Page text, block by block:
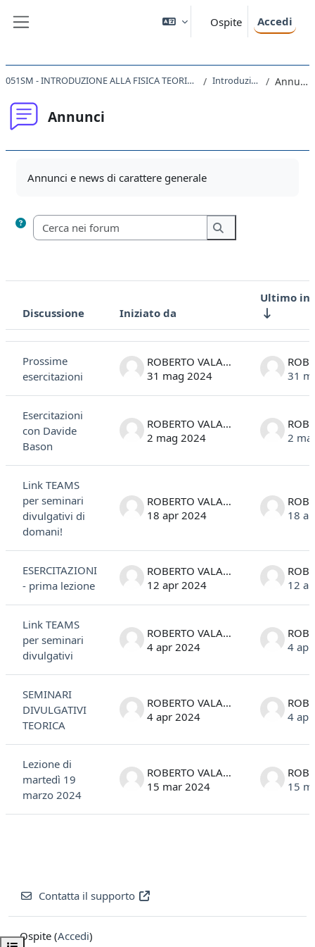
Ospite Accedi
051SM - INTRODUZIONE ALLA FISICA TEORICA 2023 Introduzione Annunci
Annunci
Annunci e news di carattere generale
Cerca nei forum
Cerca nei forum
Stato
Discussione Iniziato da
Ultimo
Prossime
esercitazioni
ROBERTO VALANDRO
31 mag 2024
31
Esercitazioni
con Davide
Bason
ROBERTO VALANDRO
2 mag 2024
2
Link TEAMS
per seminari
divulgativi di
domani!
ROBERTO VALANDRO
18 apr 2024
18
ESERCITAZIONI
- prima lezione
ROBERTO VALANDRO
12 apr 2024
12
Link TEAMS
per seminari
divulgativi
ROBERTO VALANDRO
4 apr 2024
4
SEMINARI
DIVULGATIVI
TEORICA
ROBERTO VALANDRO
4 apr 2024
4
Lezione di
martedì 19
marzo 2024
ROBERTO VALANDRO
15 mar 2024
15
Contatta il supporto
Ospite (Accedi)